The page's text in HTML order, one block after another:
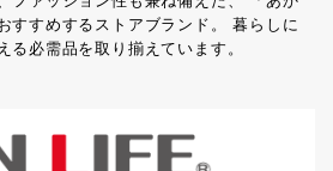
すすめするストアブランド。
暮らしに
る必需品を取り揃えています。